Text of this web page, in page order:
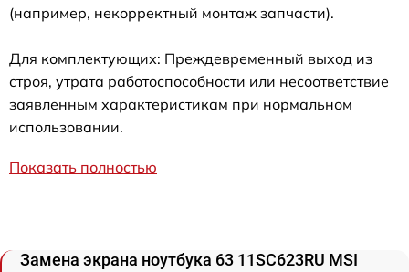
(например, некорректный монтаж запчасти).
Для комплектующих: Преждевременный выход из
строя, утрата работоспособности или несоответствие
заявленным характеристикам при нормальном
использовании.
Показать полностью
Замена экрана ноутбука 63 11SC623RU MSI